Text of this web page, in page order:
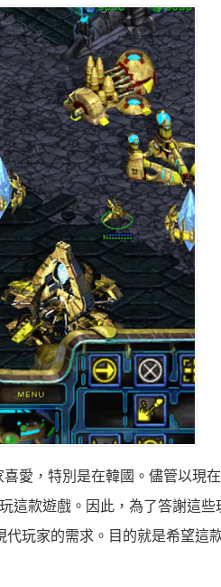
愛，特別是在韓國。儘管以現
這款遊戲。因此，為了答謝這些
玩家的需求。目的就是希望這